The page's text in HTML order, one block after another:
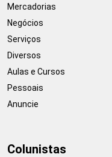
Mercadorias
Negócios
Serviços
Diversos
Aulas e Cursos
Pessoais
Anuncie
Colunistas